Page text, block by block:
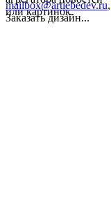
или картинок.
mailbox@artlebedev.ru,
Заказать дизайн...